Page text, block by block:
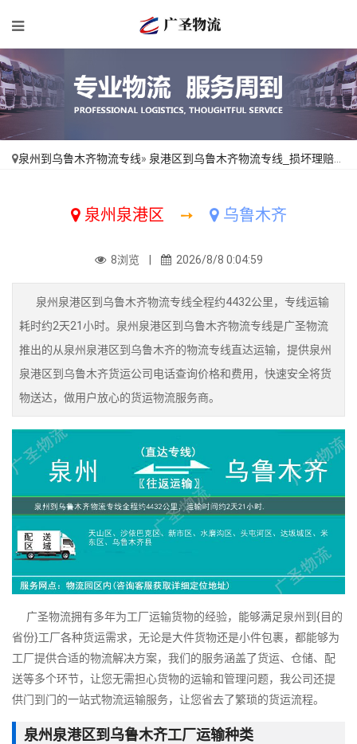
泉州到乌鲁木齐物流专线» 泉港区到乌鲁木齐物流专线_损坏理赔「定点发车」
泉州泉港区 ➙ 乌鲁木齐
8浏览 | 2026/8/8 0:04:59
泉州泉港区到乌鲁木齐物流专线全程约4432公里，专线运输
耗时约2天21小时。泉州泉港区到乌鲁木齐物流专线是广圣物流
推出的从泉州泉港区到乌鲁木齐的物流专线直达运输，提供泉州
泉港区到乌鲁木齐货运公司电话查询价格和费用，快速安全将货
物送达，做用户放心的货运物流服务商。
广圣物流拥有多年为工厂运输货物的经验，能够满足泉州到{目的
省份}工厂各种货运需求，无论是大件货物还是小件包裹，都能够为
工厂提供合适的物流解决方案，我们的服务涵盖了货运、仓储、配
送等多个环节，让您无需担心货物的运输和管理问题，我公司还提
供门到门的一站式物流运输服务，让您省去了繁琐的货运流程。
泉州泉港区到乌鲁木齐工厂运输种类